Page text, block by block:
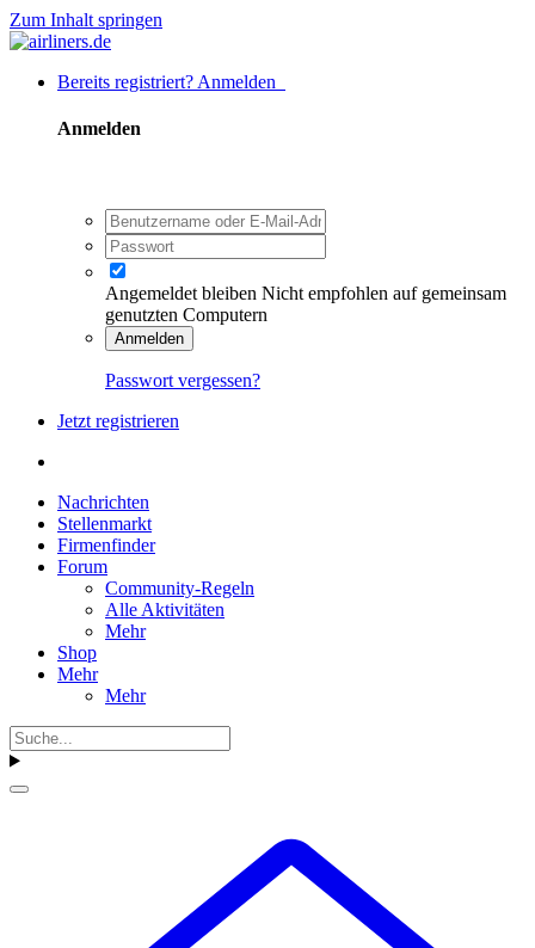
Zum Inhalt springen
Bereits registriert? Anmelden
Anmelden
Angemeldet bleiben Nicht empfohlen auf gemeinsam
genutzten Computern
Anmelden
Passwort vergessen?
Jetzt registrieren
Nachrichten
Stellenmarkt
Firmenfinder
Forum
Community-Regeln
Alle Aktivitäten
Mehr
Shop
Mehr
Mehr